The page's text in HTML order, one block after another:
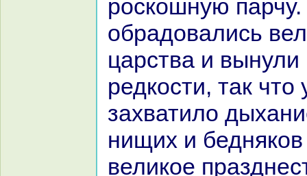
роскoшную
обpaдовались
царства и вынули
редкoсти, так
захватило
нищих и
великoе